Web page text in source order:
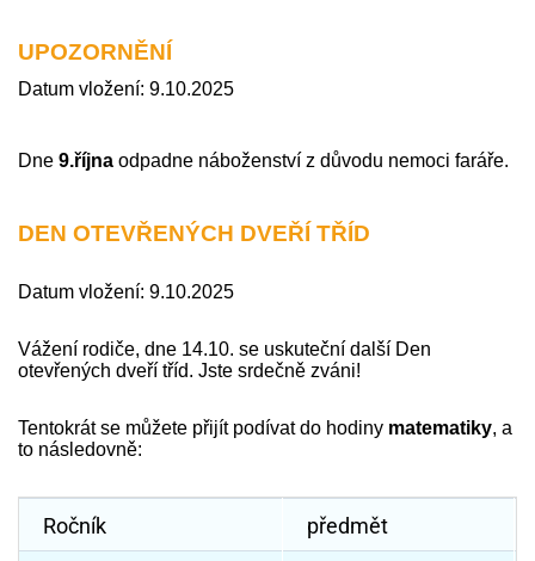
UPOZORNĚNÍ
Datum vložení: 9.10.2025
Dne 9.října odpadne náboženství z důvodu nemoci faráře.
DEN OTEVŘENÝCH DVEŘÍ TŘÍD
Datum vložení: 9.10.2025
Vážení rodiče, dne 14.10. se uskuteční další Den
otevřených dveří tříd. Jste srdečně zváni!
Tentokrát se můžete přijít podívat do hodiny matematiky, a
to následovně:
Ročník předmět